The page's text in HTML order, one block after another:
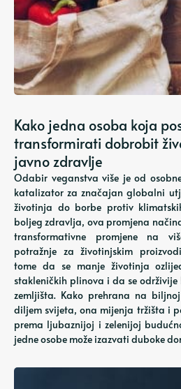
Kako jedna osoba koja
transformirati dobrobit
javno zdravlje
Odabir veganstva više je od
katalizator za značajan globalni
životinja do borbe protiv
boljeg zdravlja, ova promjena
transformativne promjene na
potražnje za životinjskim
tome da se manje životinja
stakleničkih plinova i da se
zemljišta. Kako prehrana na
diljem svijeta, ona mijenja tržišta i
prema ljubaznijoj i zelenijoj
jedne osobe može izazvati duboke